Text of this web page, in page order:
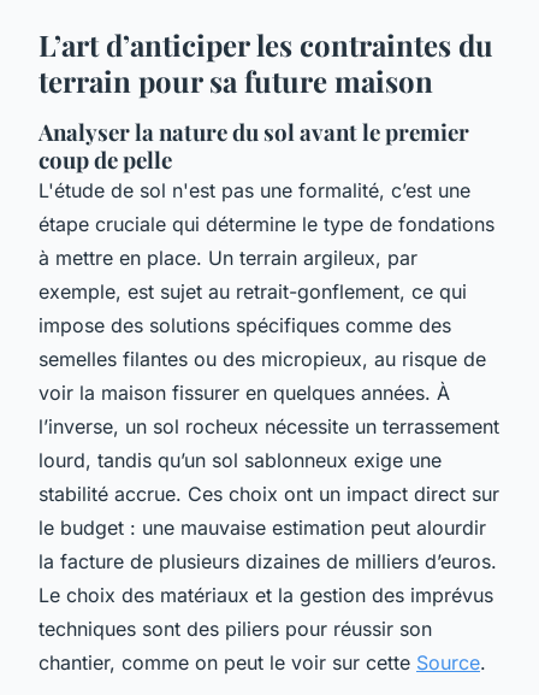
L’art d’anticiper les contraintes du
terrain pour sa future maison
Analyser la nature du sol avant le premier
coup de pelle
L'étude de sol n'est pas une formalité, c’est une
étape cruciale qui détermine le type de fondations
à mettre en place. Un terrain argileux, par
exemple, est sujet au retrait-gonflement, ce qui
impose des solutions spécifiques comme des
semelles filantes ou des micropieux, au risque de
voir la maison fissurer en quelques années. À
l’inverse, un sol rocheux nécessite un terrassement
lourd, tandis qu’un sol sablonneux exige une
stabilité accrue. Ces choix ont un impact direct sur
le budget : une mauvaise estimation peut alourdir
la facture de plusieurs dizaines de milliers d’euros.
Le choix des matériaux et la gestion des imprévus
techniques sont des piliers pour réussir son
chantier, comme on peut le voir sur cette Source.